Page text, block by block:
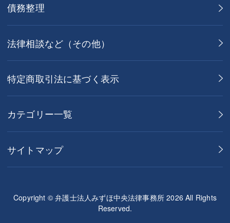
債務整理
法律相談など（その他）
特定商取引法に基づく表示
カテゴリー一覧
サイトマップ
Copyright © 弁護士法人みずほ中央法律事務所 2026 All Rights
Reserved.